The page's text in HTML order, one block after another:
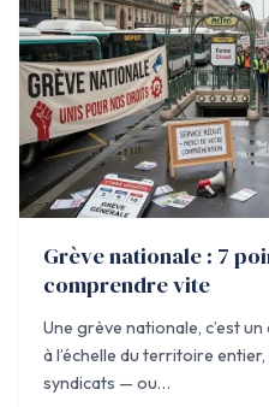
Grève nationale : 7
comprendre vite
Une grève nationale, c’est
à l’échelle du territoire
syndicats — ou…